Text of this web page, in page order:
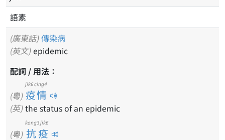
語素
(廣東話) 傳染病
(英文) epidemic
配詞 / 用法：
(粵) 疫情
jik6 cing4
(英) the status of an epidemic
(粵) 抗疫
kong3 jik6